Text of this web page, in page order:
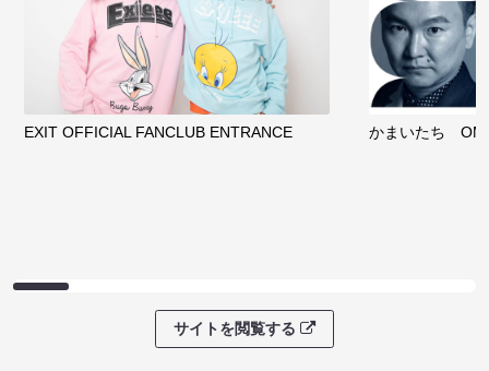
EXIT OFFICIAL FANCLUB ENTRANCE かまいたち
サイトを閲覧する